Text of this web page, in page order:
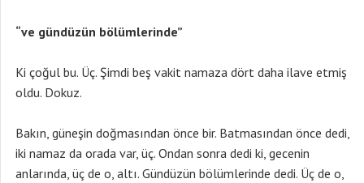
“ve gündüzün bölümlerinde”
Ki çoğul bu. Üç. Şimdi beş vakit namaza dört daha ilave etmiş
oldu. Dokuz.
Bakın, güneşin doğmasından önce bir. Batmasından önce dedi,
iki namaz da orada var, üç. Ondan sonra dedi ki, gecenin
anlarında, üç de o, altı. Gündüzün bölümlerinde dedi. Üç de o,